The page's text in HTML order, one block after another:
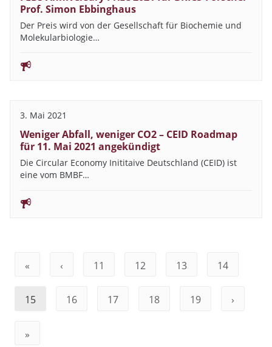
Prof. Simon Ebbinghaus
Der Preis wird von der Gesellschaft für Biochemie und
Molekularbiologie…
3. Mai 2021
Weniger Abfall, weniger CO2 – CEID Roadmap
für 11. Mai 2021 angekündigt
Die Circular Economy Inititaive Deutschland (CEID) ist
eine vom BMBF…
« ‹ 11 12 13 14
15 16 17 18 19 ›
»